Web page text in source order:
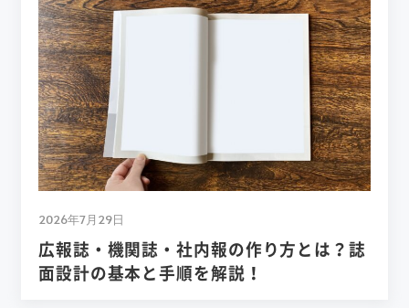
2026年7月29日
広報誌・機関誌・社内報の作り方とは？誌
面設計の基本と手順を解説！